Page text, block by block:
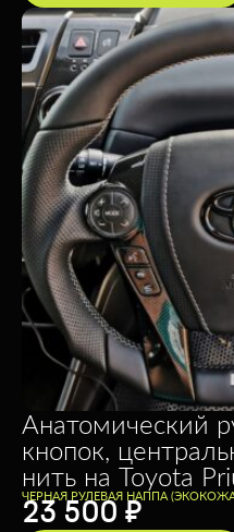
Анатомический
кнопок,
нить на Toyota
ЧЕРНАЯ РУЛЕВАЯ НАППА
23 500 ₽